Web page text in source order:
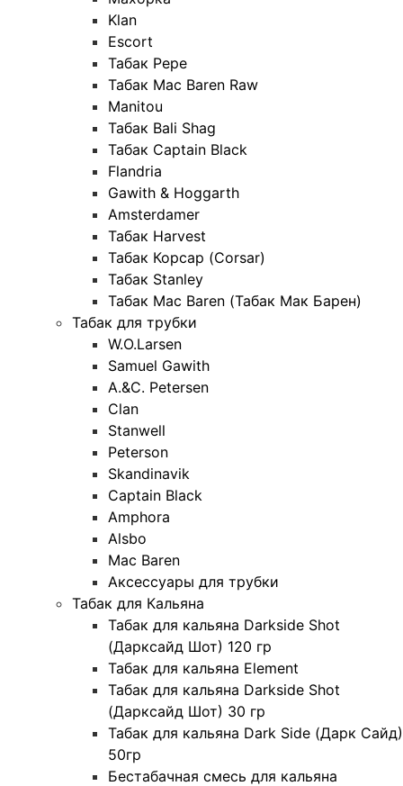
Klan
Escort
Табак Pepe
Табак Mac Baren Raw
Manitou
Табак Bali Shag
Табак Captain Black
Flandria
Gawith & Hoggarth
Amsterdamer
Табак Harvest
Табак Корсар (Corsar)
Табак Stanley
Табак Mac Baren (Табак Мак Барен)
Табак для трубки
W.O.Larsen
Samuel Gawith
A.&C. Petersen
Clan
Stanwell
Peterson
Skandinavik
Captain Black
Amphora
Alsbo
Mac Baren
Аксессуары для трубки
Табак для Кальяна
Табак для кальяна Darkside Shot
(Дарксайд Шот) 120 гр
Табак для кальяна Element
Табак для кальяна Darkside Shot
(Дарксайд Шот) 30 гр
Табак для кальяна Dark Side (Дарк Сайд)
50гр
Бестабачная смесь для кальяна